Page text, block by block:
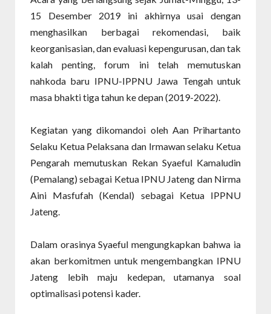
15 Desember 2019 ini akhirnya usai dengan
menghasilkan berbagai rekomendasi, baik
keorganisasian, dan evaluasi kepengurusan, dan tak
kalah penting, forum ini telah memutuskan
nahkoda baru IPNU-IPPNU Jawa Tengah untuk
masa bhakti tiga tahun kedepan (2019-2022).
Kegiatan yang dikomandoi oleh Aan Prihartanto
Selaku Ketua Pelaksana dan Irmawan selaku Ketua
Pengarah memutuskan Rekan Syaeful Kamaludin
(Pemalang) sebagai Ketua IPNU Jateng dan Nirma
Aini Masfufah (Kendal) sebagai Ketua IPPNU
Jateng.
Dalam orasinya Syaeful mengungkapkan bahwa ia
akan berkomitmen untuk mengembangkan IPNU
Jateng lebih maju kedepan, utamanya soal
optimalisasi potensi kader.